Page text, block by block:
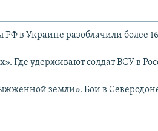
в Украине разоблачили более
Где удерживают солдат ВСУ в
земли». Бои в